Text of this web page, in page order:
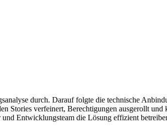
durch. Darauf folgte die technische
Stories verfeinert, Berechtigungen ausgerollt und
Entwicklungsteam die Lösung effizient